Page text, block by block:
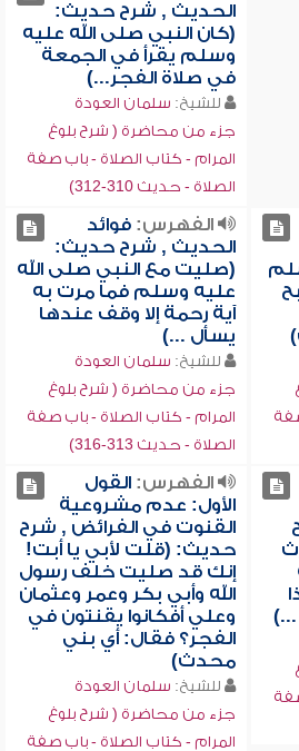
الحديث , شرح حديث:
(كان النبي صلى الله عليه
وسلم يقرأ في الجمعة
في صلاة الفجر...)
للشيخ: سلمان العودة
جزء من محاضرة ( شرح بلوغ
المرام - كتاب الصلاة - باب صفة
الصلاة - حديث 310-312)
الفهرس:فوائد
الحديث , شرح حديث:
(صليت مع النبي صلى الله
عليه وسلم فما مرت به
آية رحمة إلا وقف عندها
يسأل ...)
للشيخ: سلمان العودة
جزء من محاضرة ( شرح بلوغ
المرام - كتاب الصلاة - باب صفة
الصلاة - حديث 313-316)
الفهرس:القول
الأول: عدم مشروعية
القنوت في الفرائض , شرح
حديث: (قلت لأبي يا أبت!
إنك قد صليت خلف رسول
الله وأبي بكر وعمر وعثمان
وعلي أفكانوا يقنتون في
الفجر؟ فقال: أي بني
محدث)
للشيخ: سلمان العودة
جزء من محاضرة ( شرح بلوغ
المرام - كتاب الصلاة - باب صفة